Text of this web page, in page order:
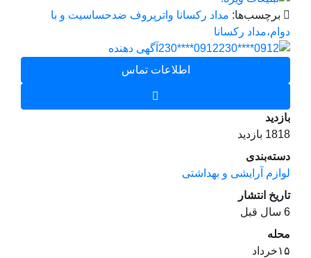
برچسب‌ها: مداد رکسانا واترپروف ضدحساسیت و با
دوام،مداد رکسانا
0912****230
آگهی دهنده
اطلاعات تماس
بازدید
1818 بازدید
دسته‌بندی
لوازم آرایشی و بهداشتی
تاریخ انتشار
6 سال قبل
محله
۱۵خرداد